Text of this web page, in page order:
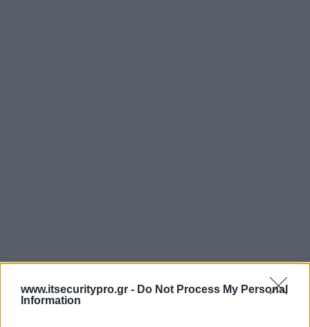
www.itsecuritypro.gr - Do Not Process My Personal
Information